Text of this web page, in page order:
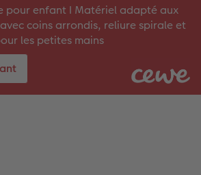
pour enfant I Matériel adapté aux
coins arrondis, reliure spirale et
les petites mains